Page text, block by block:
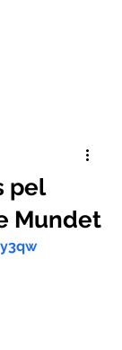
pel
Mundet